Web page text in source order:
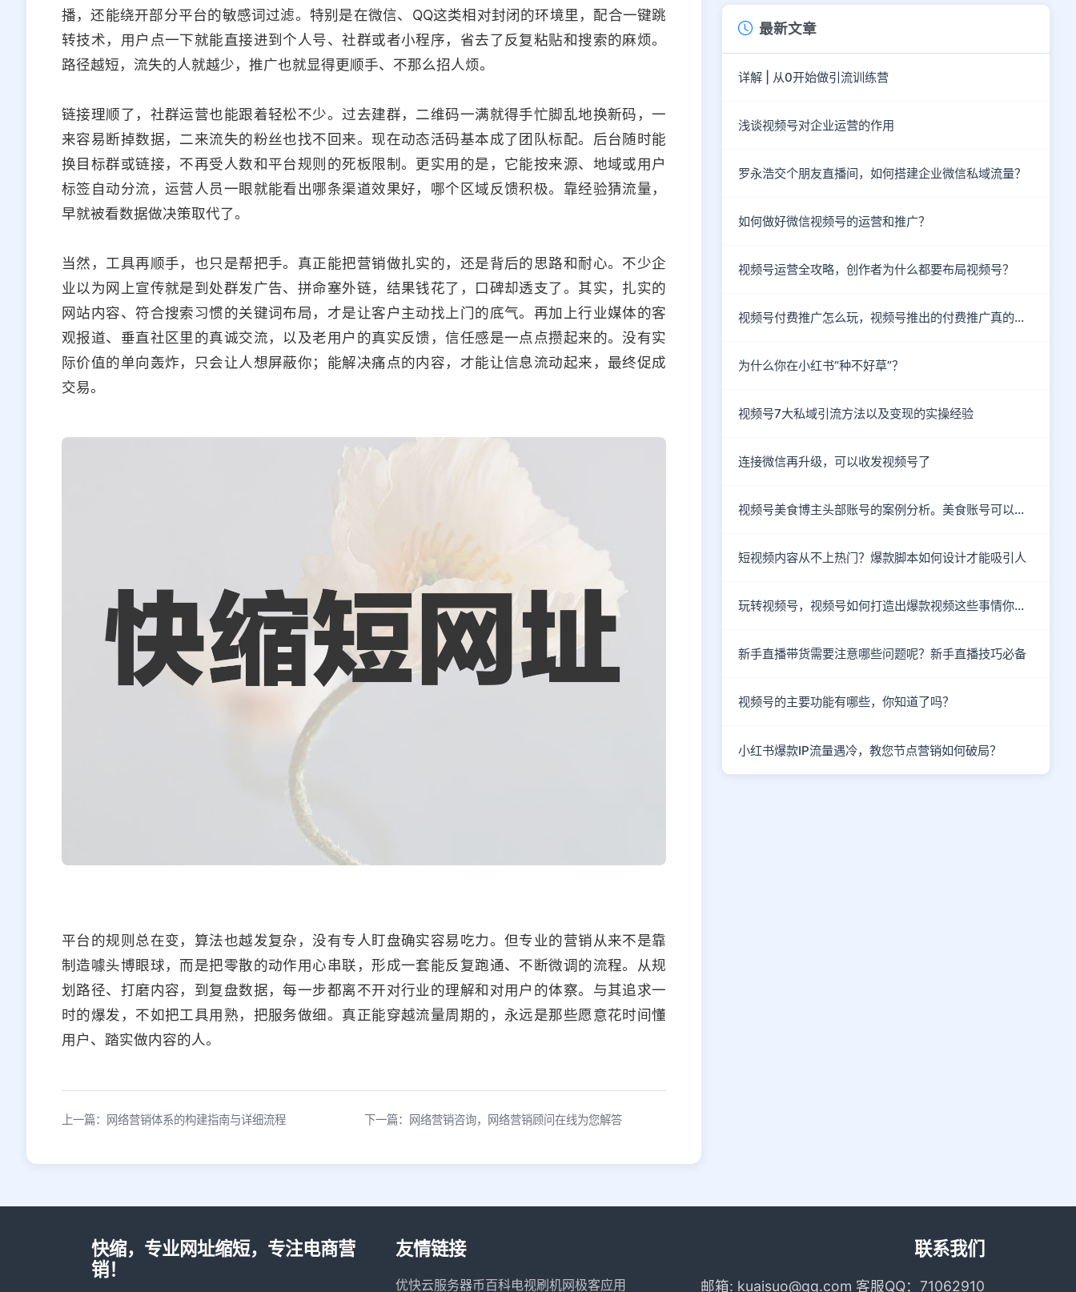
播，还能绕开部分平台的敏感词过滤。特别是在微信、QQ这类相对封闭的环境里，配合一键跳
转技术，用户点一下就能直接进到个人号、社群或者小程序，省去了反复粘贴和搜索的麻烦。
路径越短，流失的人就越少，推广也就显得更顺手、不那么招人烦。
链接理顺了，社群运营也能跟着轻松不少。过去建群，二维码一满就得手忙脚乱地换新码，一
来容易断掉数据，二来流失的粉丝也找不回来。现在动态活码基本成了团队标配。后台随时能
换目标群或链接，不再受人数和平台规则的死板限制。更实用的是，它能按来源、地域或用户
标签自动分流，运营人员一眼就能看出哪条渠道效果好，哪个区域反馈积极。靠经验猜流量，
早就被看数据做决策取代了。
当然，工具再顺手，也只是帮把手。真正能把营销做扎实的，还是背后的思路和耐心。不少企
业以为网上宣传就是到处群发广告、拼命塞外链，结果钱花了，口碑却透支了。其实，扎实的
网站内容、符合搜索习惯的关键词布局，才是让客户主动找上门的底气。再加上行业媒体的客
观报道、垂直社区里的真诚交流，以及老用户的真实反馈，信任感是一点点攒起来的。没有实
际价值的单向轰炸，只会让人想屏蔽你；能解决痛点的内容，才能让信息流动起来，最终促成
交易。
平台的规则总在变，算法也越发复杂，没有专人盯盘确实容易吃力。但专业的营销从来不是靠
制造噱头博眼球，而是把零散的动作用心串联，形成一套能反复跑通、不断微调的流程。从规
划路径、打磨内容，到复盘数据，每一步都离不开对行业的理解和对用户的体察。与其追求一
时的爆发，不如把工具用熟，把服务做细。真正能穿越流量周期的，永远是那些愿意花时间懂
用户、踏实做内容的人。
上一篇：网络营销体系的构建指南与详细流程 下一篇：网络营销咨询，网络营销顾问在线为您解答
最新文章
详解 | 从0开始做引流训练营
浅谈视频号对企业运营的作用
罗永浩交个朋友直播间，如何搭建企业微信私域流量？
如何做好微信视频号的运营和推广？
视频号运营全攻略，创作者为什么都要布局视频号？
视频号付费推广怎么玩，视频号推出的付费推广真的有效吗？
为什么你在小红书“种不好草”？
视频号7大私域引流方法以及变现的实操经验
连接微信再升级，可以收发视频号了
视频号美食博主头部账号的案例分析。美食账号可以做哪些类型的内容？
短视频内容从不上热门？爆款脚本如何设计才能吸引人
玩转视频号，视频号如何打造出爆款视频这些事情你知道了吗？
新手直播带货需要注意哪些问题呢？新手直播技巧必备
视频号的主要功能有哪些，你知道了吗？
小红书爆款IP流量遇冷，教您节点营销如何破局？
快缩，专业网址缩短，专注电商营
销！
友情链接
优快云服务器币百科电视刷机网极客应用
联系我们
邮箱: kuaisuo@qq.com 客服QQ：71062910